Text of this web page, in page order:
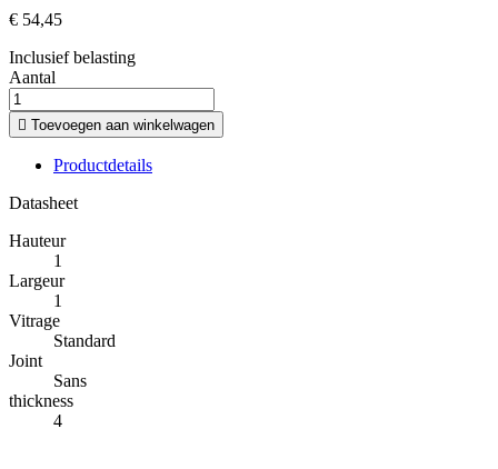
€ 54,45
Inclusief belasting
Aantal
 Toevoegen aan winkelwagen
Productdetails
Datasheet
Hauteur
1
Largeur
1
Vitrage
Standard
Joint
Sans
thickness
4